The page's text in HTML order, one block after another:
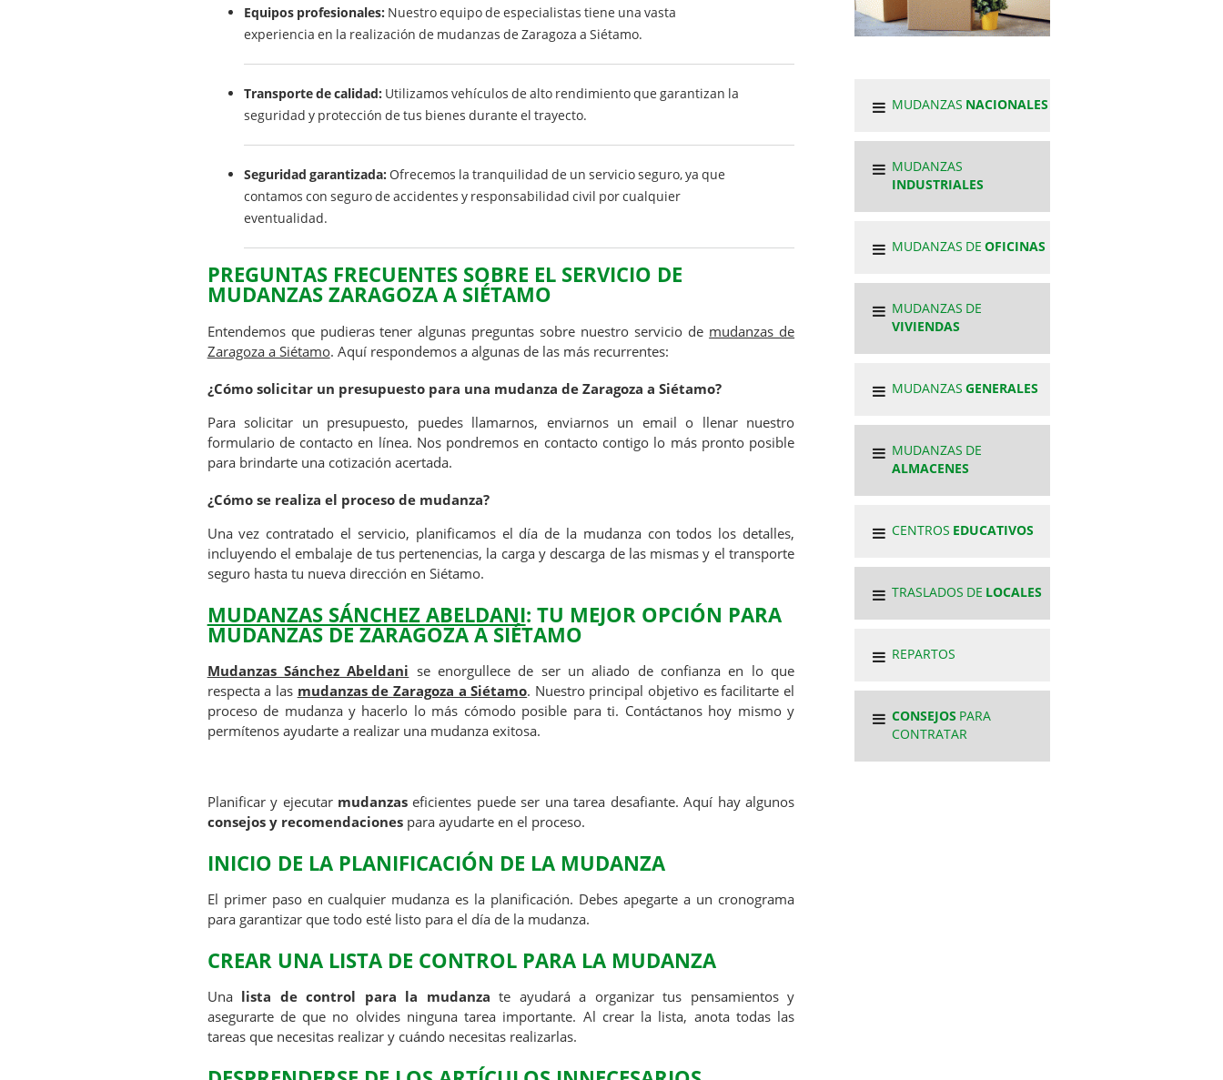
Equipos profesionales: Nuestro equipo de especialistas tiene una vasta
experiencia en la realización de mudanzas de Zaragoza a Siétamo.
Transporte de calidad: Utilizamos vehículos de alto rendimiento que garantizan la
seguridad y protección de tus bienes durante el trayecto.
Seguridad garantizada: Ofrecemos la tranquilidad de un servicio seguro, ya que
contamos con seguro de accidentes y responsabilidad civil por cualquier
eventualidad.
PREGUNTAS FRECUENTES SOBRE EL SERVICIO DE
MUDANZAS ZARAGOZA A SIÉTAMO
Entendemos que pudieras tener algunas preguntas sobre nuestro servicio de mudanzas de
Zaragoza a Siétamo. Aquí respondemos a algunas de las más recurrentes:
¿Cómo solicitar un presupuesto para una mudanza de Zaragoza a Siétamo?
Para solicitar un presupuesto, puedes llamarnos, enviarnos un email o llenar nuestro
formulario de contacto en línea. Nos pondremos en contacto contigo lo más pronto posible
para brindarte una cotización acertada.
¿Cómo se realiza el proceso de mudanza?
Una vez contratado el servicio, planificamos el día de la mudanza con todos los detalles,
incluyendo el embalaje de tus pertenencias, la carga y descarga de las mismas y el transporte
seguro hasta tu nueva dirección en Siétamo.
MUDANZAS SÁNCHEZ ABELDANI: TU MEJOR OPCIÓN PARA
MUDANZAS DE ZARAGOZA A SIÉTAMO
Mudanzas Sánchez Abeldani se enorgullece de ser un aliado de confianza en lo que
respecta a las mudanzas de Zaragoza a Siétamo. Nuestro principal objetivo es facilitarte el
proceso de mudanza y hacerlo lo más cómodo posible para ti. Contáctanos hoy mismo y
permítenos ayudarte a realizar una mudanza exitosa.
Planificar y ejecutar mudanzas eficientes puede ser una tarea desafiante. Aquí hay algunos
consejos y recomendacionespara ayudarte en el proceso.
INICIO DE LA PLANIFICACIÓN DE LA MUDANZA
El primer paso en cualquier mudanza es la planificación. Debes apegarte a un cronograma
para garantizar que todo esté listo para el día de la mudanza.
CREAR UNA LISTA DE CONTROL PARA LA MUDANZA
Una lista de control para la mudanza te ayudará a organizar tus pensamientos y
asegurarte de que no olvides ninguna tarea importante. Al crear la lista, anota todas las
tareas que necesitas realizar y cuándo necesitas realizarlas.
MUDANZAS NACIONALES
MUDANZAS
INDUSTRIALES
MUDANZAS DE OFICINAS
MUDANZAS DE
VIVIENDAS
MUDANZAS GENERALES
MUDANZAS DE
ALMACENES
CENTROS EDUCATIVOS
TRASLADOS DE LOCALES
REPARTOS
CONSEJOS PARA
CONTRATAR